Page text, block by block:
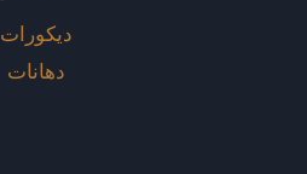
ديكورات
دهانات